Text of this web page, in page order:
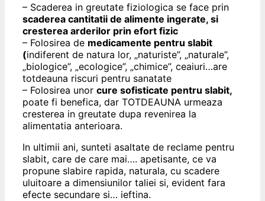
– Scaderea in greutate fiziologica se face prin
scaderea cantitatii de alimente ingerate, si
cresterea arderilor prin efort fizic
– Folosirea de medicamente pentru slabit
(indiferent de natura lor, „naturiste”, „naturale”,
„biologice”, „ecologice”, „chimice”, ceaiuri…are
totdeauna riscuri pentru sanatate
– Folosirea unor cure sofisticate pentru slabit,
poate fi benefica, dar TOTDEAUNA urmeaza
cresterea in greutate dupa revenirea la
alimentatia anterioara.
In ultimii ani, sunteti asaltate de reclame pentru
slabit, care de care mai…. apetisante, ce va
propune slabire rapida, naturala, cu scadere
uluitoare a dimensiunilor taliei si, evident fara
efecte secundare si… ieftina.